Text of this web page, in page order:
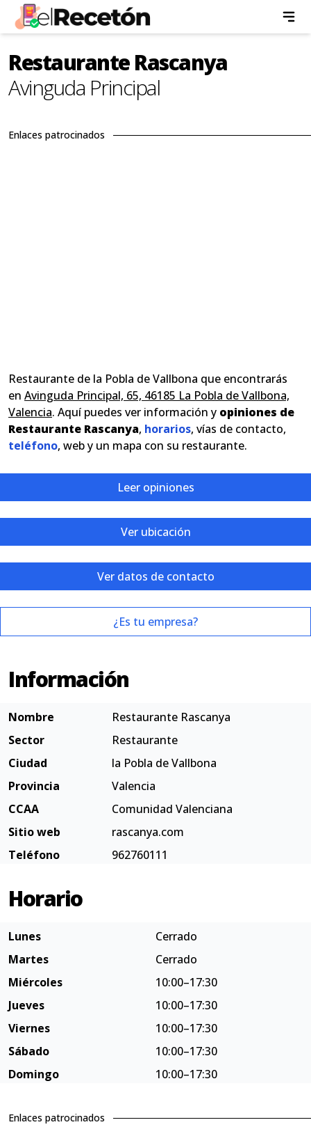
Restaurante Rascanya
Avinguda Principal
Enlaces patrocinados
Restaurante de la Pobla de Vallbona que encontrarás
en Avinguda Principal, 65, 46185 La Pobla de Vallbona,
Valencia. Aquí puedes ver información y opiniones de
Restaurante Rascanya, horarios, vías de contacto,
teléfono, web y un mapa con su restaurante.
Leer opiniones
Ver ubicación
Ver datos de contacto
¿Es tu empresa?
Información
Nombre
Restaurante Rascanya
Sector
Restaurante
Ciudad
la Pobla de Vallbona
Provincia
Valencia
CCAA
Comunidad Valenciana
Sitio web
rascanya.com
Teléfono
962760111
Horario
Lunes
Cerrado
Martes
Cerrado
Miércoles
10:00–17:30
Jueves
10:00–17:30
Viernes
10:00–17:30
Sábado
10:00–17:30
Domingo
10:00–17:30
Enlaces patrocinados